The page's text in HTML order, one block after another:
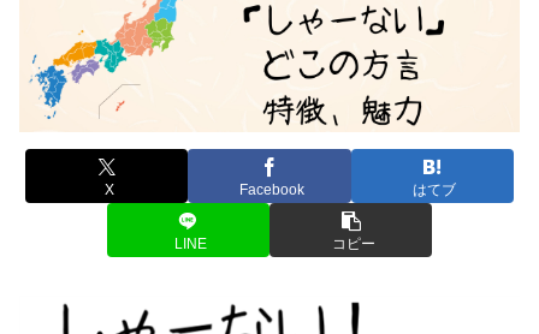
X Facebook はてブ
LINE コピー